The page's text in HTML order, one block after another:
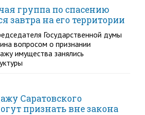
группа по спасению
завтра на его территории
Государственной думы
вопросом о признании
имущества занялись
Саратовского
признать вне закона